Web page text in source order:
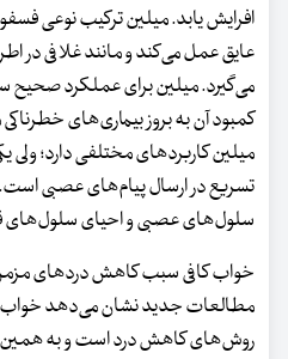
افرایش یابد. میلین ترکیب نوعی
عایق عمل می‌کند و مانند غلافی در
می‌گیرد. میلین برای عملکرد
کمبود آن به بروز بیماری‌های
میلین کاربردهای مختلفی دارد؛ ولی
تسریع در ارسال پیام‌های عصبی
سلول‌های عصبی و احیای سلول‌های
خواب کافی سبب کاهش دردهای
مطالعات جدید نشان می‌دهد خواب
روش‌های کاهش درد است و به همین